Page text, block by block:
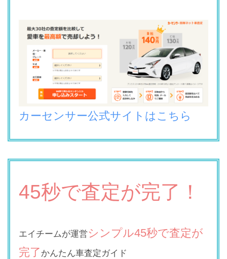
カーセンサー公式サイトはこちら
45秒で査定が完了！
エイチームが運営シンプル45秒で査定が
完了 かんたん車査定ガイド